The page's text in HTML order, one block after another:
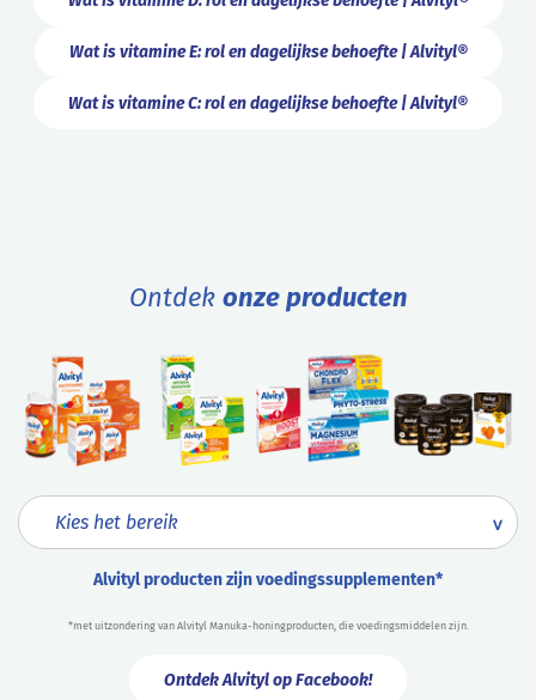
Wat is vitamine E: rol en dagelijkse behoefte | Alvityl®
Wat is vitamine C: rol en dagelijkse behoefte | Alvityl®
Ontdek onze producten
Alvityl producten zijn voedingssupplementen*
*met uitzondering van Alvityl Manuka-honingproducten, die voedingsmiddelen zijn.
Ontdek Alvityl op Facebook!